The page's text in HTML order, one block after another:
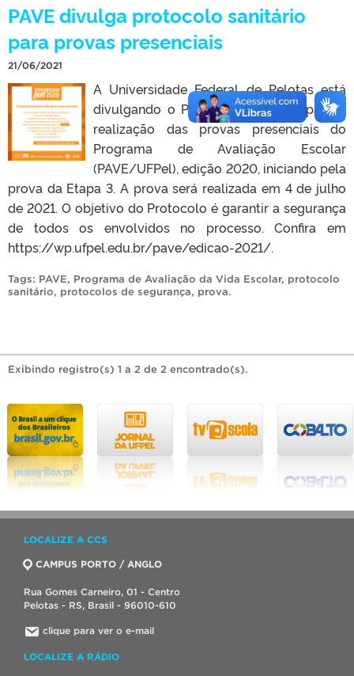
PAVE divulga protocolo sanitário
para provas presenciais
21/06/2021
A Universidade Federal de Pelotas está
divulgando o Protocolo Sanitário para a
realização das provas presenciais do
Programa de Avaliação Escolar
(PAVE/UFPel), edição 2020, iniciando pela
prova da Etapa 3. A prova será realizada em 4 de julho
de 2021. O objetivo do Protocolo é garantir a segurança
de todos os envolvidos no processo. Confira em
https://wp.ufpel.edu.br/pave/edicao-2021/.
Tags: PAVE, Programa de Avaliação da Vida Escolar, protocolo
sanitário, protocolos de segurança, prova.
Exibindo registro(s) 1 a 2 de 2 encontrado(s).
LOCALIZE A CCS
CAMPUS PORTO / ANGLO
Rua Gomes Carneiro, 01 - Centro
Pelotas - RS, Brasil - 96010-610
clique para ver o e-mail
LOCALIZE A RÁDIO